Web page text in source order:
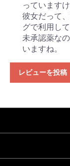
っています
彼女だって
グで利用し
未承認薬な
いますね。
レビューを投稿